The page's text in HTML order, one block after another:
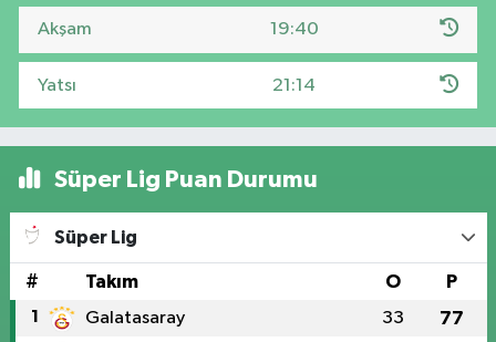
Akşam 19:40
Yatsı 21:14
Süper Lig Puan Durumu
Süper Lig
# Takım O P
1 Galatasaray 33 77